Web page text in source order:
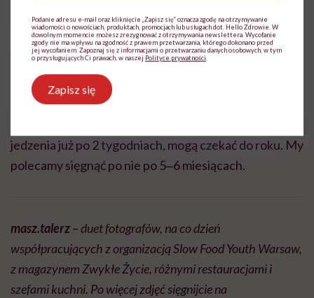
Słoik mocno zakręć i potrząśnij. Przechowuj w
jedzenia już po 2 tygodniach, mogą czekać do roku. My
polecamy sięgnąć po nie po 5‒6 miesiącach.
masz.talerz– duet fotografów, na co dzień
współpracujących z organizacją Slow Food Youth Warsaw,
z magazynem Zwykłe Życie, różnymi restauracjami i
szefami kuchni. Po więcej zdjęć sięgnijcie na
Podanie adresu e-mail oraz kliknięcie „Zapisz się” oznacza zgodę na otrzymywanie
wiadomości o nowościach, produktach, promocjach lub usługach dot. Hello Zdrowie. W
dowolnym momencie możesz zrezygnować z otrzymywania newslettera. Wycofanie
zgody nie ma wpływu na zgodność z prawem przetwarzania, którego dokonano przed
jej wycofaniem. Zapoznaj się z informacjami o przetwarzaniu danych osobowych, w tym
o przysługujących Ci prawach, w naszej Polityce prywatności
Zapisz się